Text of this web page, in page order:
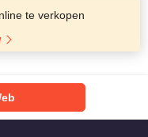
te verkopen